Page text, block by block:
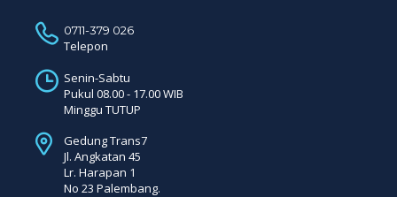
0711-379 026
Telepon
Senin-Sabtu
Pukul 08.00 - 17.00 WIB
Minggu TUTUP
Gedung Trans7
Jl. Angkatan 45
Lr. Harapan 1
No 23 Palembang.